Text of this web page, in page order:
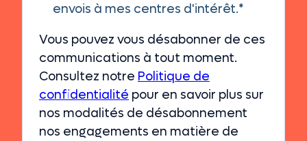
envois à mes centres d'intérêt.*
Vous pouvez vous désabonner de ces
communications à tout moment.
Consultez notre Politique de
confidentialité pour en savoir plus sur
nos modalités de désabonnement
nos engagements en matière de